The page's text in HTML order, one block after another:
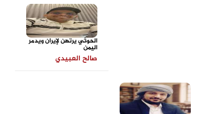
الحوثي يرتهن لإيران ويدمر
اليمن
صالح العبيدي